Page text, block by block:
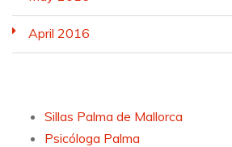
April 2016
Sillas Palma de Mallorca
Psicóloga Palma